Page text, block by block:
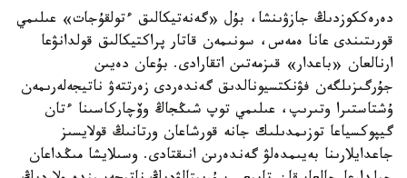
دەرەككوزدىڭ جازۋىنشا، بۇل «گەنەتيكالىق ءتولقۇجات» عىلىمي
قورىتىندى عانا ەمەس، سونىمەن قاتار پراكتيكالىق قولدانۋعا
ارنالعان «باعدار» قىزمەتىن اتقارادى. بۇعان دەيىن
جۇرگىزىلگەن فۋنكتسيونالدىق گەندەردى زەرتتەۋ ناتيجەلەرىمەن
ۇشتاستىرا وتىرىپ، عىلىمي توپ شىڭجاڭ وۆچاركاسىنا ءتان
گيپوكسياعا توزىمدىلىك جانە قورشاعان ورتانىڭ قولايسىز
جاعدايلارىنا بەيىمدەلۋ گەندەرىن انىقتادى. وسىلايشا مىڭداعان